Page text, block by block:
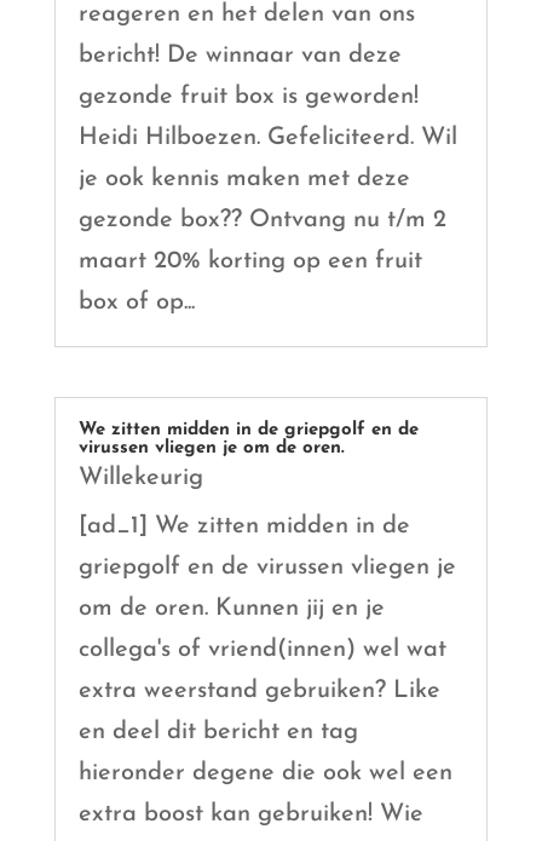
reageren en het delen van ons
bericht! De winnaar van deze
gezonde fruit box is geworden!
Heidi Hilboezen. Gefeliciteerd. Wil
je ook kennis maken met deze
gezonde box?? Ontvang nu t/m 2
maart 20% korting op een fruit
box of op...
We zitten midden in de griepgolf en de
virussen vliegen je om de oren.
Willekeurig
[ad_1] We zitten midden in de
griepgolf en de virussen vliegen je
om de oren. Kunnen jij en je
collega's of vriend(innen) wel wat
extra weerstand gebruiken? Like
en deel dit bericht en tag
hieronder degene die ook wel een
extra boost kan gebruiken! Wie